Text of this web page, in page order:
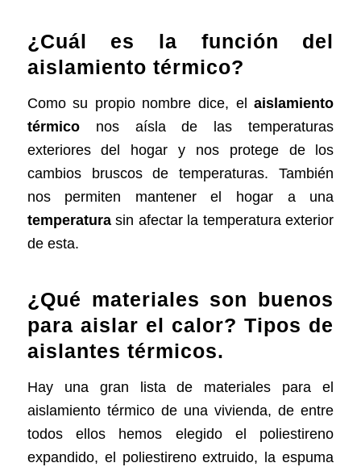
¿Cuál es la función del
aislamiento térmico?
Como su propio nombre dice, el aislamiento
térmiconos aísla de las temperaturas
exteriores del hogar y nos protege de los
cambios bruscos de temperaturas. También
nos permiten mantener el hogar a una
temperaturasin afectar la temperatura exterior
de esta.
¿Qué materiales son buenos
para aislar el calor? Tipos de
aislantes térmicos.
Hay una gran lista de materiales para el
aislamiento térmicode una vivienda, de entre
todos ellos hemos elegido el poliestireno
expandido, el poliestireno extruido, la espuma